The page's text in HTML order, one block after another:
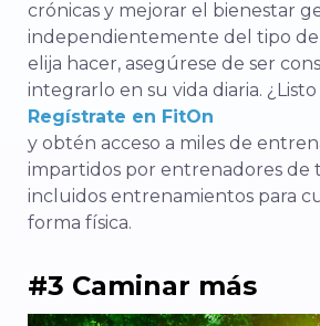
crónicas y mejorar el bienestar
independientemente del tipo
elija hacer, asegúrese de ser
integrarlo en su vida diaria.
Regístrate en FitOn
y obtén acceso a miles de
impartidos por entrenadores de
incluidos entrenamientos para
forma física.
#3 Caminar más